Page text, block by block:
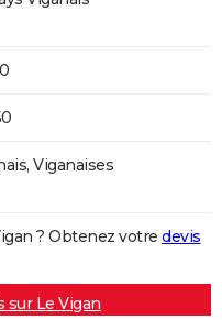
Viganaises
? Obtenez votre devis
sur Le Vigan